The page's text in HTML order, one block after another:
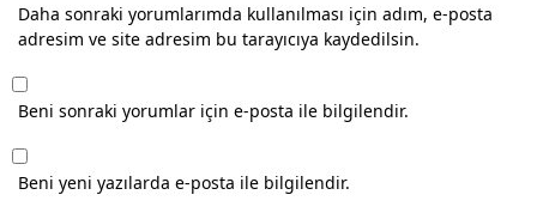
Daha sonraki yorumlarımda kullanılması için adım, e-posta
adresim ve site adresim bu tarayıcıya kaydedilsin.
Beni sonraki yorumlar için e-posta ile bilgilendir.
Beni yeni yazılarda e-posta ile bilgilendir.